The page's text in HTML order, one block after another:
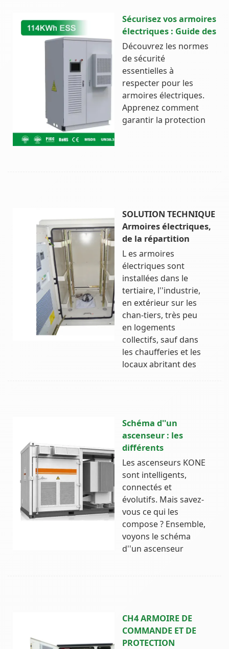
Sécurisez vos armoires
électriques : Guide des
Découvrez les normes
de sécurité
essentielles à
respecter pour les
armoires électriques.
Apprenez comment
garantir la protection
SOLUTION TECHNIQUE
Armoires électriques,
de la répartition
L es armoires
électriques sont
installées dans le
tertiaire, l''industrie,
en extérieur sur les
chan-tiers, très peu
en logements
collectifs, sauf dans
les chaufferies et les
locaux abritant des
Schéma d''un
ascenseur : les
différents
Les ascenseurs KONE
sont intelligents,
connectés et
évolutifs. Mais savez-
vous ce qui les
compose ? Ensemble,
voyons le schéma
d''un ascenseur
CH4 ARMOIRE DE
COMMANDE ET DE
PROTECTION